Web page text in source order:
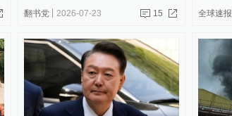
翻书党 2026-07-23 15 全球速报